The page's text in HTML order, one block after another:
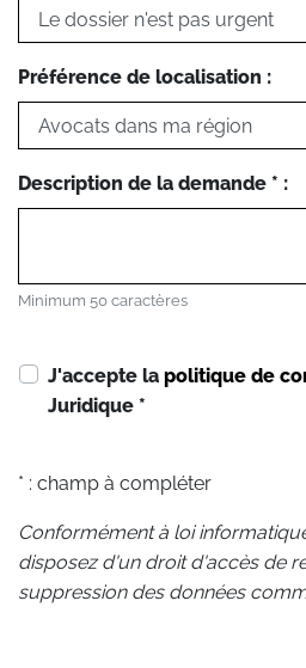
Préférence de localisation :
Description de la demande * :
Minimum 50 caractères
J'accepte la politique de
Juridique *
* : champ à compléter
Conformément à loi
disposez d'un droit d'accès de
suppression des données